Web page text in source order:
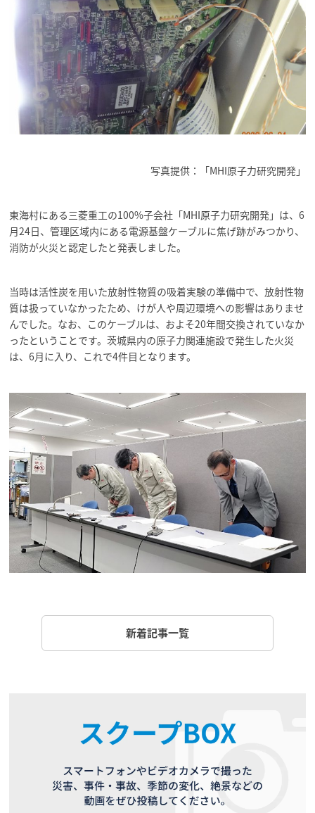
写真提供：「MHI原子力研究開発」
東海村にある三菱重工の100%子会社「MHI原子力研究開発」は、6
月24日、管理区域内にある電源基盤ケーブルに焦げ跡がみつかり、
消防が火災と認定したと発表しました。
当時は活性炭を用いた放射性物質の吸着実験の準備中で、放射性物
質は扱っていなかったため、けが人や周辺環境への影響はありませ
んでした。なお、このケーブルは、およそ20年間交換されていなか
ったということです。茨城県内の原子力関連施設で発生した火災
は、6月に入り、これで4件目となります。
新着記事一覧